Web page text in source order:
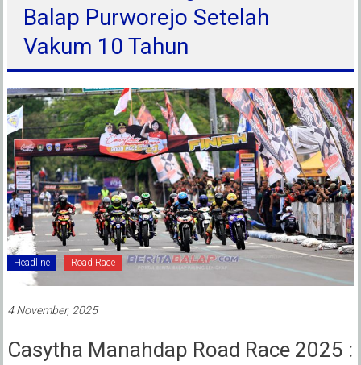
Balap Purworejo Setelah
Vakum 10 Tahun
Headline Road Race
4 November, 2025
Casytha Manahdap Road Race 2025 :